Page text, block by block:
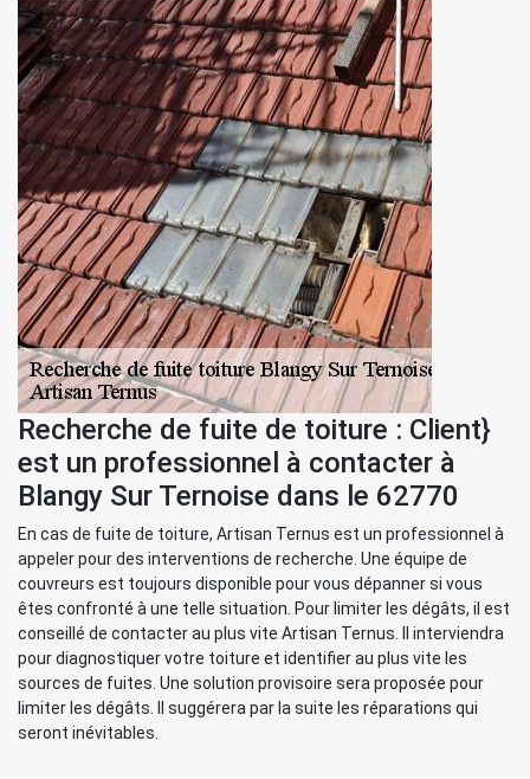
Recherche de fuite de toiture : Client}
est un professionnel à contacter à
Blangy Sur Ternoise dans le 62770
En cas de fuite de toiture, Artisan Ternus est un professionnel à
appeler pour des interventions de recherche. Une équipe de
couvreurs est toujours disponible pour vous dépanner si vous
êtes confronté à une telle situation. Pour limiter les dégâts, il est
conseillé de contacter au plus vite Artisan Ternus. Il interviendra
pour diagnostiquer votre toiture et identifier au plus vite les
sources de fuites. Une solution provisoire sera proposée pour
limiter les dégâts. Il suggérera par la suite les réparations qui
seront inévitables.